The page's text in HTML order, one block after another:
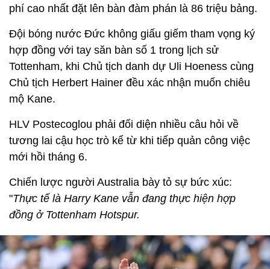
phí cao nhất đặt lên bàn đàm phán là 86 triệu bảng.
Đội bóng nước Đức không giấu giếm tham vọng ký
hợp đồng với tay săn bàn số 1 trong lịch sử
Tottenham, khi Chủ tịch danh dự Uli Hoeness cùng
Chủ tịch Herbert Hainer đều xác nhận muốn chiêu
mộ Kane.
HLV Postecoglou phải đối diện nhiều câu hỏi về
tương lai cậu học trò kể từ khi tiếp quản công việc
mới hồi tháng 6.
Chiến lược người Australia bày tỏ sự bức xúc:
"Thực tế là Harry Kane vẫn đang thực hiện hợp
đồng ở Tottenham Hotspur.